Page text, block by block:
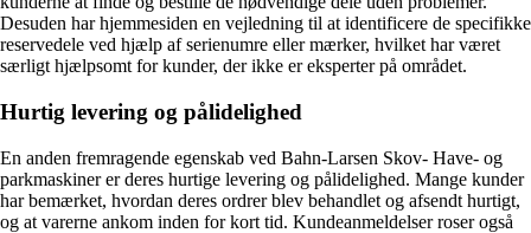
Desuden har hjemmesiden en vejledning til at identificere de specifikke
reservedele ved hjælp af serienumre eller mærker, hvilket har været
særligt hjælpsomt for kunder, der ikke er eksperter på området.
Hurtig levering og pålidelighed
En anden fremragende egenskab ved Bahn-Larsen Skov- Have- og
parkmaskiner er deres hurtige levering og pålidelighed. Mange kunder
har bemærket, hvordan deres ordrer blev behandlet og afsendt hurtigt,
og at varerne ankom inden for kort tid. Kundeanmeldelser roser også